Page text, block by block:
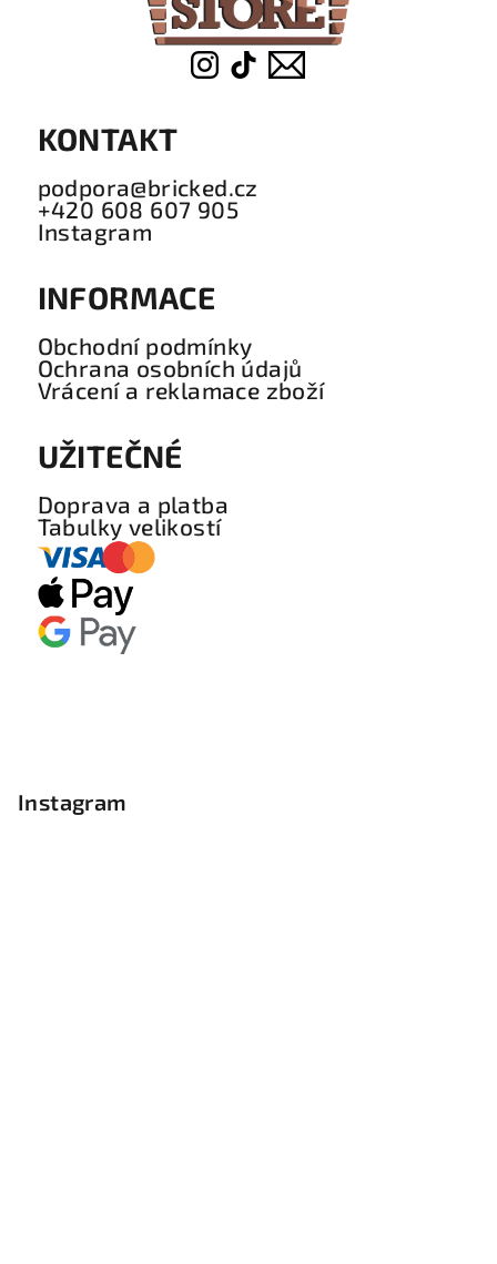
KONTAKT
podpora@bricked.cz
+420 608 607 905
Instagram
INFORMACE
Obchodní podmínky
Ochrana osobních údajů
Vrácení a reklamace zboží
UŽITEČNÉ
Doprava a platba
Tabulky velikostí
Instagram